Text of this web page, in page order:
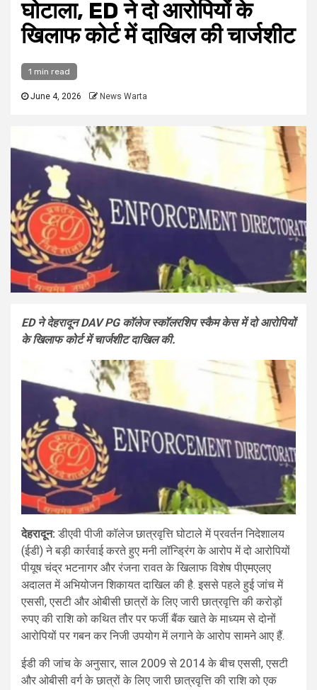
घोटाला, ED ने दो आरोपियों के
खिलाफ कोर्ट में दाखिल की चार्जशीट
1 min read
June 4, 2026 News Warta
ED ने देहरादून DAV PG कॉलेज स्कॉलरशिप स्कैम केस में दो आरोपियों
के खिलाफ कोर्ट में चार्जशीट दाखिल की.
देहरादून: डीएवी पीजी कॉलेज छात्रवृत्ति घोटाले में प्रवर्तन निदेशालय
(ईडी) ने बड़ी कार्रवाई करते हुए मनी लॉन्ड्रिंग के आरोप में दो आरोपियों
पीयूष चंद्र भटनागर और रंजना रावत के खिलाफ विशेष पीएमएलए
अदालत में अभियोजन शिकायत दाखिल की है. इससे पहले हुई जांच में
एससी, एसटी और ओबीसी छात्रों के लिए जारी छात्रवृत्ति की करोड़ों
रुपए की राशि को कथित तौर पर फर्जी बैंक खाते के माध्यम से दोनों
आरोपियों पर गबन कर निजी उपयोग में लगाने के आरोप सामने आए हैं.
ईडी की जांच के अनुसार, साल 2009 से 2014 के बीच एससी, एसटी
और ओबीसी वर्ग के छात्रों के लिए जारी छात्रवृत्ति की राशि को एक